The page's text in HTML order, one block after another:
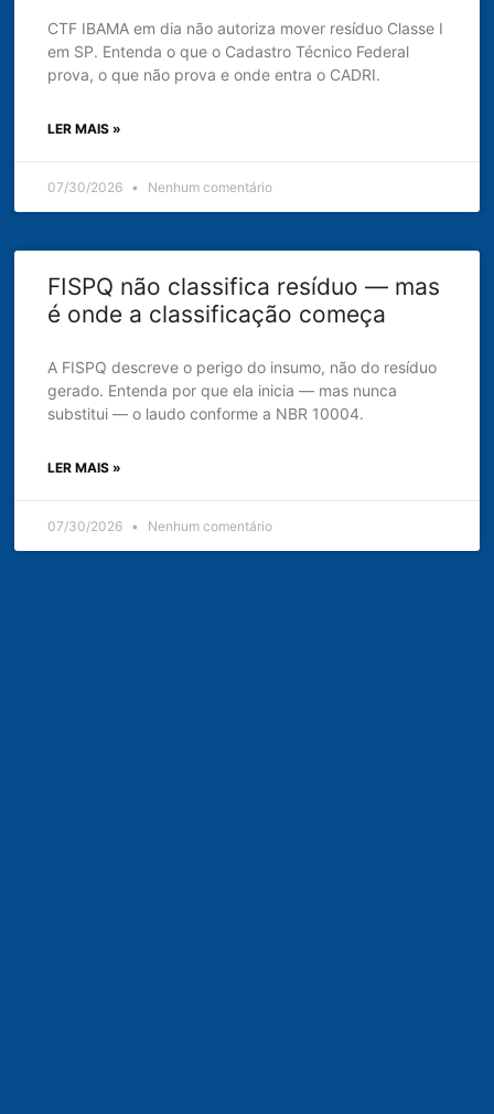
CTF IBAMA em dia não autoriza mover resíduo Classe I
em SP. Entenda o que o Cadastro Técnico Federal
prova, o que não prova e onde entra o CADRI.
LER MAIS »
07/30/2026 Nenhum comentário
FISPQ não classifica resíduo — mas
é onde a classificação começa
A FISPQ descreve o perigo do insumo, não do resíduo
gerado. Entenda por que ela inicia — mas nunca
substitui — o laudo conforme a NBR 10004.
LER MAIS »
07/30/2026 Nenhum comentário